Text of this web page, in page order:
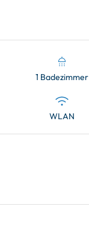
1 Badezimmer
WLAN